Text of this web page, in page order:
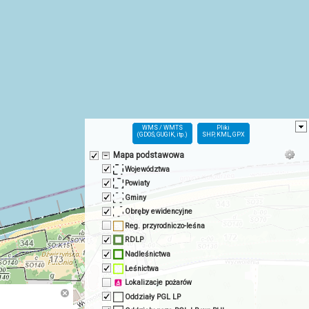
WMS / WMTS
(GDOŚ, GUGIK, itp.)
Pliki
SHP, KML, GPX
Mapa podstawowa
Województwa
Powiaty
Gminy
Obręby ewidencyjne
Reg. przyrodniczo-leśna
RDLP
Nadleśnictwa
Leśnictwa
Lokalizacje pożarów
Oddziały PGL LP